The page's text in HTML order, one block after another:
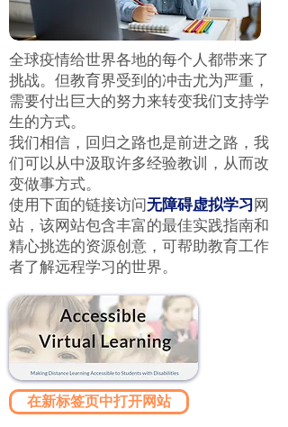
全球疫情给世界各地的每个人都带来了
挑战。但教育界受到的冲击尤为严重，
需要付出巨大的努力来转变我们支持学
生的方式。
我们相信，回归之路也是前进之路，我
们可以从中汲取许多经验教训，从而改
变做事方式。
使用下面的链接访问无障碍虚拟学习网
站，该网站包含丰富的最佳实践指南和
精心挑选的资源创意，可帮助教育工作
者了解远程学习的世界。
在新标签页中打开网站